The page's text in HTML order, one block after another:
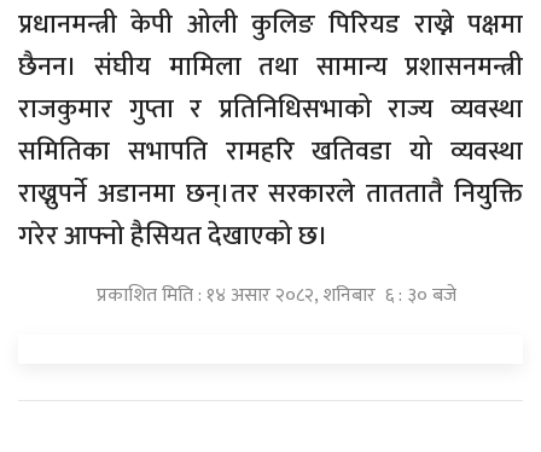
प्रधानमन्त्री केपी ओली कुलिङ पिरियड राख्ने पक्षमा
छैनन। संघीय मामिला तथा सामान्य प्रशासनमन्त्री
राजकुमार गुप्ता र प्रतिनिधिसभाको राज्य व्यवस्था
समितिका सभापति रामहरि खतिवडा यो व्यवस्था
राख्नुपर्ने अडानमा छन्।तर सरकारले ताततातै नियुक्ति
गरेर आफ्नो हैसियत देखाएको छ।
प्रकाशित मिति : १४ असार २०८२, शनिबार ६ : ३० बजे